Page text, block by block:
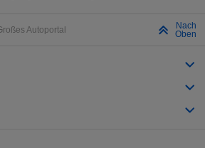
Autoportal
Nach
Oben